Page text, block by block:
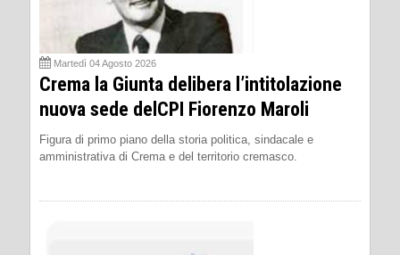
Martedì 04 Agosto 2026
Crema la Giunta delibera l’intitolazione
nuova sede delCPI Fiorenzo Maroli
Figura di primo piano della storia politica, sindacale e
amministrativa di Crema e del territorio cremasco.